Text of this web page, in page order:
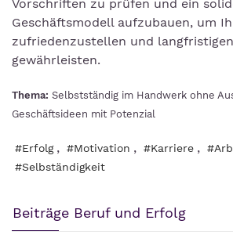
Vorschriften zu prüfen und ein
Geschäftsmodell aufzubauen, um
zufriedenzustellen und
gewährleisten.
Thema: Selbstständig im Handwerk ohne
Geschäftsideen mit Potenzial
#Erfolg , #Motivation , #Karriere ,
#Selbständigkeit
Beiträge Beruf und Erfolg